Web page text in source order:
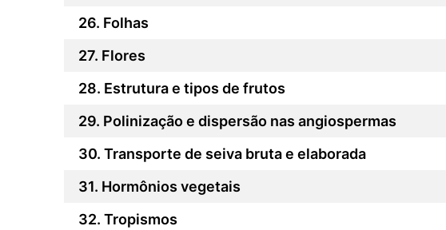
Folhas
Flores
Estrutura e tipos de frutos
Polinização e dispersão nas angiospermas
Transporte de seiva bruta e elaborada
Hormônios vegetais
Tropismos